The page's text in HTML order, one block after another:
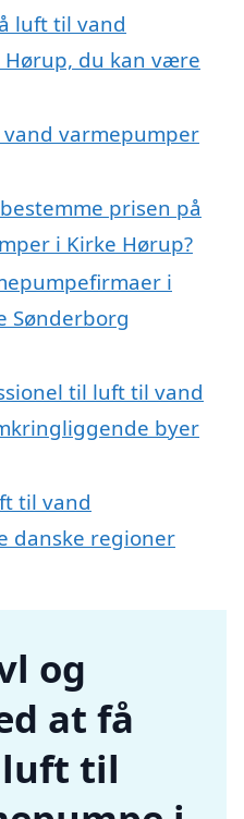
luft til vand
du kan være
varmepumper
prisen på
i Kirke Hørup?
i
Sønderborg
til luft til vand
byer
til vand
danske regioner
og
at få
luft til